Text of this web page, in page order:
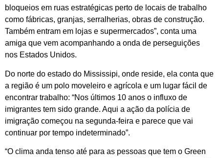
bloqueios em ruas estratégicas perto de locais de trabalho
como fábricas, granjas, serralherias, obras de construção.
Também entram em lojas e supermercados”, conta uma
amiga que vem acompanhando a onda de perseguições
nos Estados Unidos.
Do norte do estado do Mississipi, onde reside, ela conta que
a região é um polo moveleiro e agrícola e um lugar fácil de
encontrar trabalho: “Nos últimos 10 anos o influxo de
imigrantes tem sido grande. Aqui a ação da polícia de
imigração começou na segunda-feira e parece que vai
continuar por tempo indeterminado”.
“O clima anda tenso até para as pessoas que tem o Green